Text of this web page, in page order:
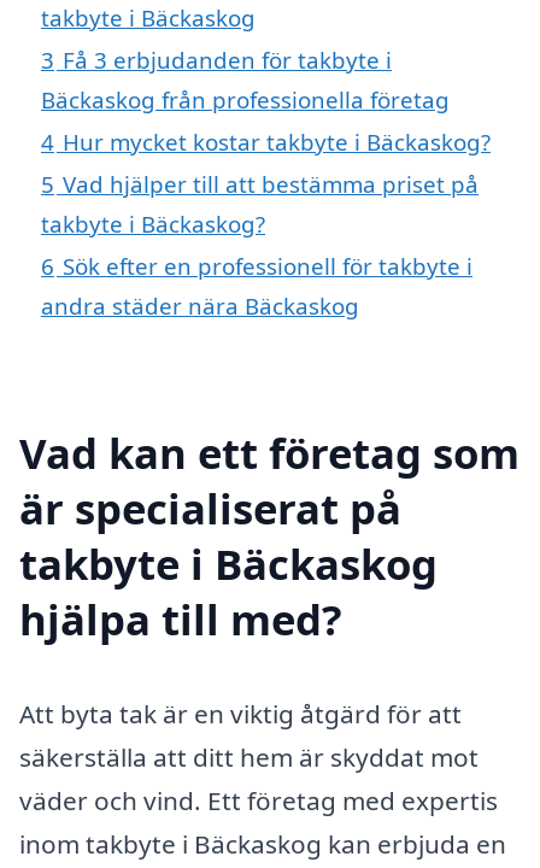
takbyte i Bäckaskog
3 Få 3 erbjudanden för takbyte i
Bäckaskog från professionella företag
4 Hur mycket kostar takbyte i Bäckaskog?
5 Vad hjälper till att bestämma priset på
takbyte i Bäckaskog?
6 Sök efter en professionell för takbyte i
andra städer nära Bäckaskog
Vad kan ett företag som
är specialiserat på
takbyte i Bäckaskog
hjälpa till med?
Att byta tak är en viktig åtgärd för att
säkerställa att ditt hem är skyddat mot
väder och vind. Ett företag med expertis
inom takbyte i Bäckaskog kan erbjuda en